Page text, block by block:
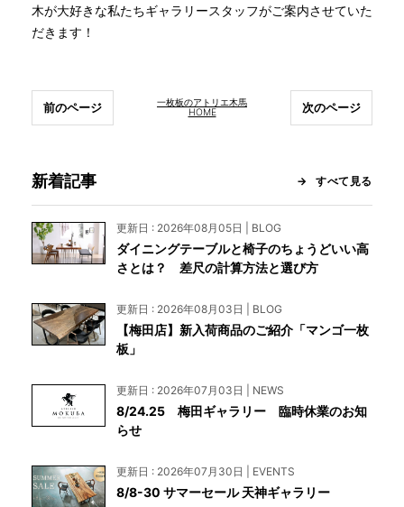
木が大好きな私たちギャラリースタッフがご案内させていた
だきます！
一枚板のアトリエ木馬
HOME
前のページ 次のページ
新着記事 すべて見る
更新日 : 2026年08月05日 | BLOG
ダイニングテーブルと椅子のちょうどいい高
さとは？ 差尺の計算方法と選び方
更新日 : 2026年08月03日 | BLOG
【梅田店】新入荷商品のご紹介「マンゴ一枚
板」
更新日 : 2026年07月03日 | NEWS
8/24.25 梅田ギャラリー 臨時休業のお知
らせ
更新日 : 2026年07月30日 | EVENTS
8/8-30 サマーセール 天神ギャラリー